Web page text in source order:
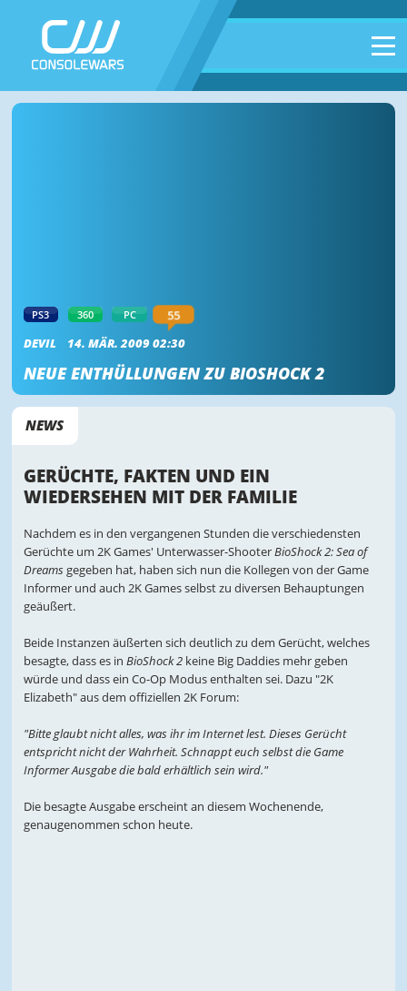
PS3 360 PC 55
DEVIL 14. MÄR. 2009 02:30
NEUE ENTHÜLLUNGEN ZU BIOSHOCK 2
NEWS
GERÜCHTE, FAKTEN UND EIN
WIEDERSEHEN MIT DER FAMILIE
Nachdem es in den vergangenen Stunden die verschiedensten
Gerüchte um 2K Games' Unterwasser-ShooterBioShock 2: Sea of
Dreamsgegeben hat, haben sich nun die Kollegen von der Game
Informer und auch 2K Games selbst zu diversen Behauptungen
geäußert.
Beide Instanzen äußerten sich deutlich zu dem Gerücht, welches
besagte, dass es in BioShock 2keine Big Daddies mehr geben
würde und dass ein Co-Op Modus enthalten sei. Dazu "2K
Elizabeth" aus dem offiziellen 2K Forum:
"Bitte glaubt nicht alles, was ihr im Internet lest. Dieses Gerücht
entspricht nicht der Wahrheit. Schnappt euch selbst die Game
Informer Ausgabe die bald erhältlich sein wird."
Die besagte Ausgabe erscheint an diesem Wochenende,
genaugenommen schon heute.